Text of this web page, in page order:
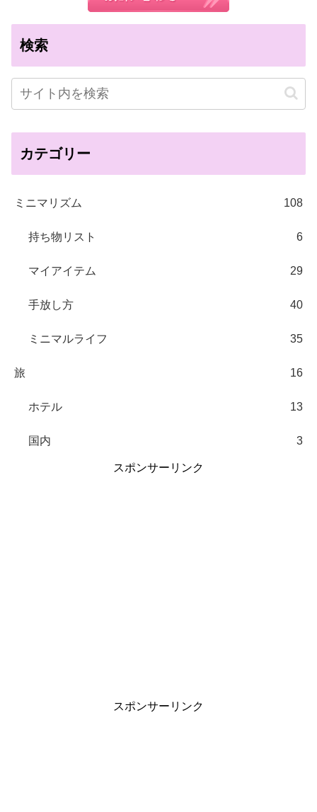
検索
カテゴリー
ミニマリズム 108
持ち物リスト 6
マイアイテム 29
手放し方 40
ミニマルライフ 35
旅 16
ホテル 13
国内 3
スポンサーリンク
スポンサーリンク